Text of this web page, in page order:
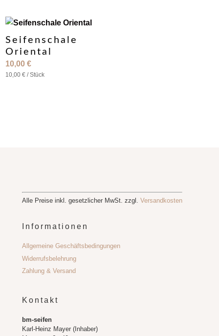
Seifenschale
Oriental
10,00€
10,00€ /Stück
Alle Preise inkl. gesetzlicher MwSt. zzgl. Versandkosten
Informationen
Allgemeine Geschäftsbedingungen
Widerrufsbelehrung
Zahlung & Versand
Kontakt
bm-seifen
Karl-Heinz Mayer (Inhaber)